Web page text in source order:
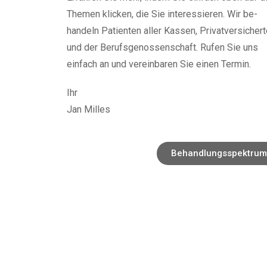
Themen klicken, die Sie interessieren. Wir be-
handeln Patienten aller Kassen,
und der Berufsgenossenschaft. Rufen Sie uns
einfach an und vereinbaren Sie einen Termin.
Ihr
Jan Milles
Behandlungsspektrum